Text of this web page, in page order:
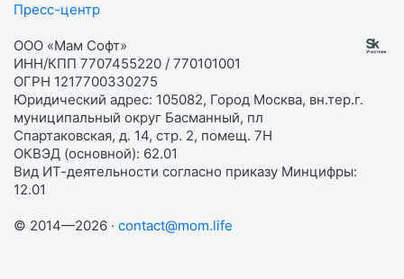
Пресс-центр
ООО «Мам Софт»
ИНН/КПП 7707455220 / 770101001
ОГРН 1217700330275
Юридический адрес: 105082, Город Москва, вн.тер.г.
муниципальный округ Басманный, пл
Спартаковская, д. 14, стр. 2, помещ. 7Н
ОКВЭД (основной): 62.01
Вид ИТ-деятельности согласно приказу Минцифры:
12.01
© 2014—2026 · contact@mom.life